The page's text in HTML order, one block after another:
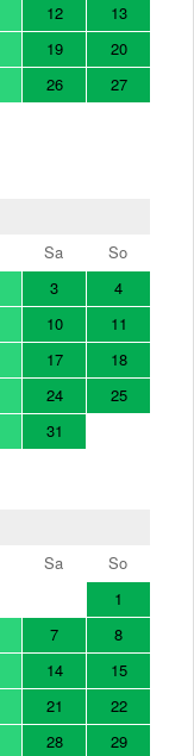
12
13
19
20
26
27
Sa
So
3
4
10
11
17
18
24
25
31
Sa
So
1
7
8
14
15
21
22
28
29